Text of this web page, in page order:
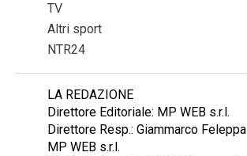
TV
Altri sport
NTR24
LA REDAZIONE
Direttore Editoriale: MP WEB s.r.l.
Direttore Resp.: Giammarco Feleppa
MP WEB s.r.l.